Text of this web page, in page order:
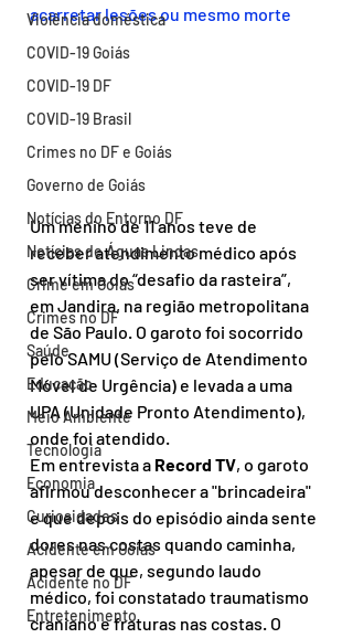
Violência doméstica
COVID-19 Goiás
COVID-19 DF
COVID-19 Brasil
Crimes no DF e Goiás
Governo de Goiás
Notícias do Entorno DF
Notícias de Águas Lindas
Crime em Goiás
Crimes no DF
Saúde
Educação
Meio Ambiente
Tecnologia
Economia
Curiosidades
Acidente em Goiás
Acidente no DF
Entretenimento
acarretar lesões ou mesmo morte
Um menino de 11 anos teve de
receber atendimento médico após
ser vítima do “desafio da rasteira”,
em Jandira, na região metropolitana
de São Paulo. O garoto foi socorrido
pelo SAMU (Serviço de Atendimento
Móvel de Urgência) e levada a uma
UPA (Unidade Pronto Atendimento),
onde foi atendido.
Em entrevista a Record TV, o garoto
afirmou desconhecer a "brincadeira"
e que depois do episódio ainda sente
dores nas costas quando caminha,
apesar de que, segundo laudo
médico, foi constatado traumatismo
craniano e fraturas nas costas. O